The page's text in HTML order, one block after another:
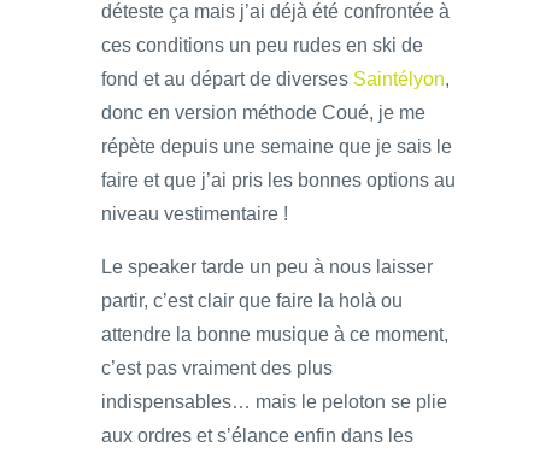
déteste ça mais j’ai déjà été confrontée à
ces conditions un peu rudes en ski de
fond et au départ de diverses Saintélyon,
donc en version méthode Coué, je me
répète depuis une semaine que je sais le
faire et que j’ai pris les bonnes options au
niveau vestimentaire !
Le speaker tarde un peu à nous laisser
partir, c’est clair que faire la holà ou
attendre la bonne musique à ce moment,
c’est pas vraiment des plus
indispensables… mais le peloton se plie
aux ordres et s’élance enfin dans les